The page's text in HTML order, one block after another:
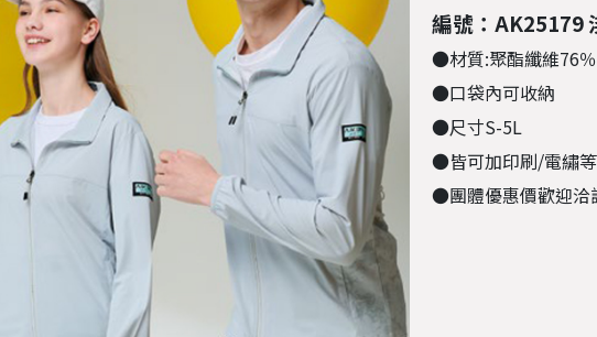
編號：AK25179
●材質:聚酯纖維76
●口袋內可收納
●尺寸S-5L
●皆可加印刷/電繡
●團體優惠價歡迎